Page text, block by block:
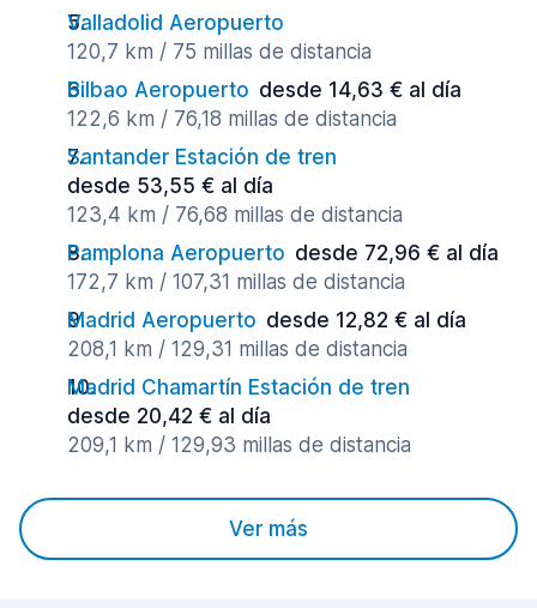
Valladolid Aeropuerto
120,7 km / 75 millas de distancia
Bilbao Aeropuerto desde 14,63 € al día
122,6 km / 76,18 millas de distancia
Santander Estación de tren
desde 53,55 € al día
123,4 km / 76,68 millas de distancia
Pamplona Aeropuerto desde 72,96 € al día
172,7 km / 107,31 millas de distancia
Madrid Aeropuerto desde 12,82 € al día
208,1 km / 129,31 millas de distancia
Madrid Chamartín Estación de tren
desde 20,42 € al día
209,1 km / 129,93 millas de distancia
Ver más